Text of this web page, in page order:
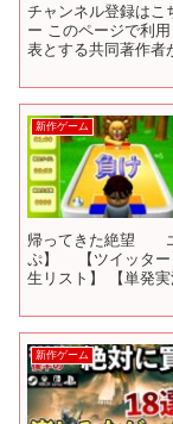
チャンネル登録は
ー このページで利
表とする共同著作者
新作ゲーム
帰ってきた絶望 エ
ぷ】 【ツイッタ
生リスト】 【単発
新作ゲーム